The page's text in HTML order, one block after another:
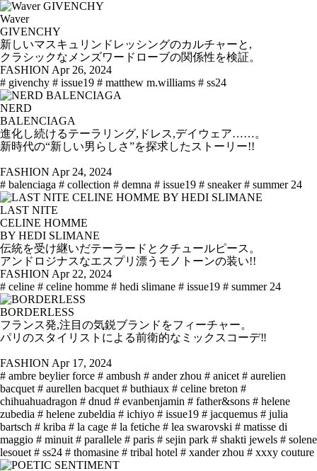
Waver
GIVENCHY
新しいマスキュリンドレッシングのカルチャーと,
クラシックなメンズワードローブの関係性を検証。
FASHION Apr 26, 2024
# givenchy # issue19 # matthew m.williams # ss24
NERD
BALENCIAGA
進化し続けるテーラリング,ドレス,デイウェア……。
新時代の“新しい男らしさ”を探求したストーリー!!
FASHION Apr 24, 2024
# balenciaga # collection # demna # issue19 # sneaker # summer 24
LAST NITE
CELINE HOMME
BY HEDI SLIMANE
伝統を受け継いだテーラードとクチュールピース。
アンドロジナスなエスプリ漂うモノトーンの装い!!
FASHION Apr 22, 2024
# celine # celine homme # hedi slimane # issue19 # summer 24
BORDERLESS
フランス発,注目の気鋭ブランドをフィーチャー。
パリのスタイリストによる前衛的なミックスコーデ‼
FASHION Apr 17, 2024
# ambre beylier force # ambush # ander zhou # anicet # aurelien
bacquet # aurellen bacquet # buthiaux # celine breton #
chihuahuadragon # dnud # evanbenjamin # father&sons # helene
zubedia # helene zubeldia # ichiyo # issue19 # jacquemus # julia
bartsch # kriba # la cage # la fetiche # lea swarovski # matisse di
maggio # minuit # parallele # paris # sejin park # shakti jewels # solene
lesouet # ss24 # thomasine # tribal hotel # xander zhou # xxxy couture